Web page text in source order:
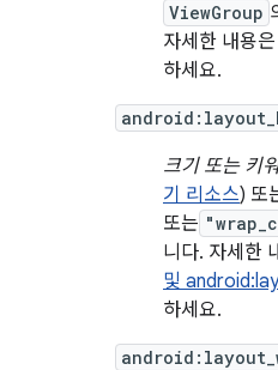
ViewGroup
자세한 내용은
하세요.
크기 또는 키
기 리소스) 또
또는
니다. 자세한
및
하세요.